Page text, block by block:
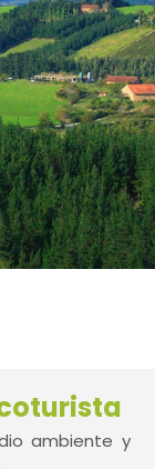
ambiente y